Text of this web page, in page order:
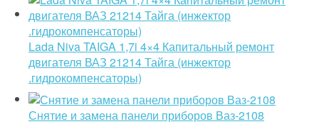
Lada Niva TAIGA 1,7i 4×4 Капитальный ремонт
двигателя ВАЗ 21214 Тайга (инжектор
.гидрокомпенсаторы)
Снятие и замена панели приборов Ваз-2108